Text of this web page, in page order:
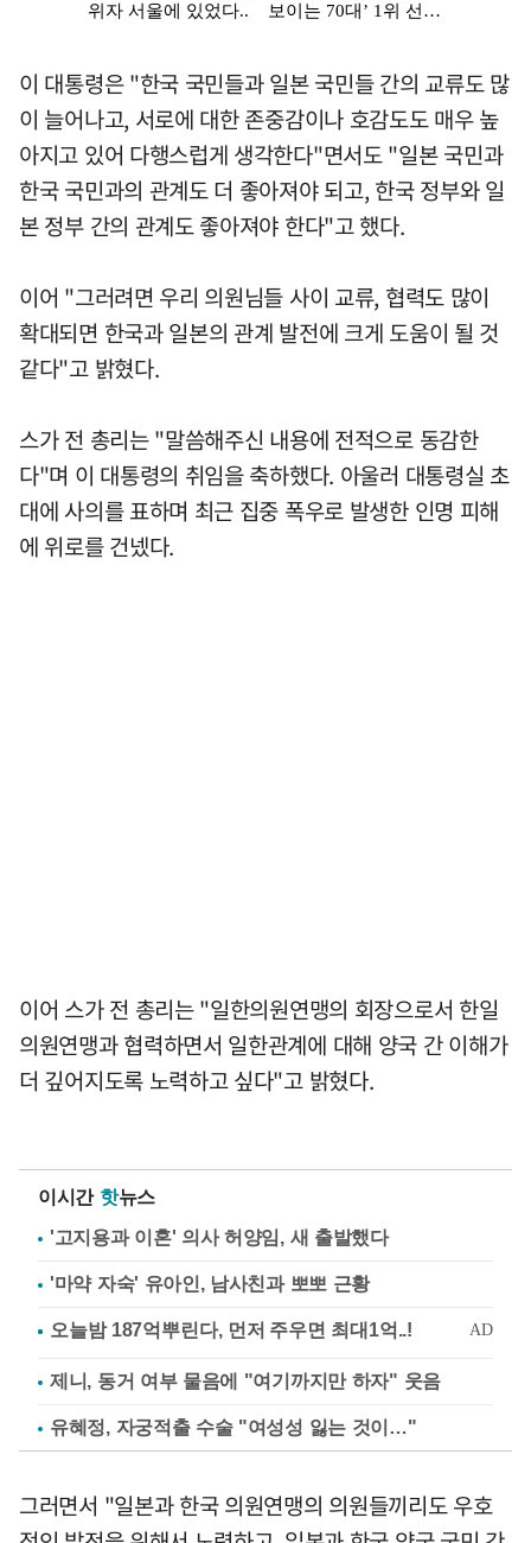
이 대통령은 "한국 국민들과 일본 국민들 간의 교류도 많
이 늘어나고, 서로에 대한 존중감이나 호감도도 매우 높
아지고 있어 다행스럽게 생각한다"면서도 "일본 국민과
한국 국민과의 관계도 더 좋아져야 되고, 한국 정부와 일
본 정부 간의 관계도 좋아져야 한다"고 했다.
이어 "그러려면 우리 의원님들 사이 교류, 협력도 많이
확대되면 한국과 일본의 관계 발전에 크게 도움이 될 것
같다"고 밝혔다.
스가 전 총리는 "말씀해주신 내용에 전적으로 동감한
다"며 이 대통령의 취임을 축하했다. 아울러 대통령실 초
대에 사의를 표하며 최근 집중 폭우로 발생한 인명 피해
에 위로를 건넸다.
이어 스가 전 총리는 "일한의원연맹의 회장으로서 한일
의원연맹과 협력하면서 일한관계에 대해 양국 간 이해가
더 깊어지도록 노력하고 싶다"고 밝혔다.
이시간 핫뉴스
'고지용과 이혼' 의사 허양임, 새 출발했다
'마약 자숙' 유아인, 남사친과 뽀뽀 근황
제니, 동거 여부 물음에 "여기까지만 하자" 웃음
유혜정, 자궁적출 수술 "여성성 잃는 것이…"
그러면서 "일본과 한국 의원연맹의 의원들끼리도 우호